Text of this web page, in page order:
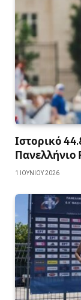
Ιστορικό
Πανελλήνιο
1 ΙΟΥΝΊΟΥ 2026